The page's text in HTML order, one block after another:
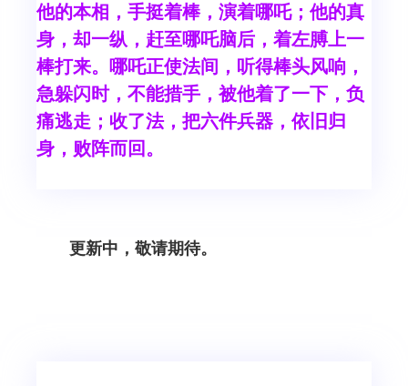
他的本相，手挺着棒，演着哪吒；他的真
身，却一纵，赶至哪吒脑后，着左膊上一
棒打来。哪吒正使法间，听得棒头风响，
急躲闪时，不能措手，被他着了一下，负
痛逃走；收了法，把六件兵器，依旧归
身，败阵而回。
更新中，敬请期待。